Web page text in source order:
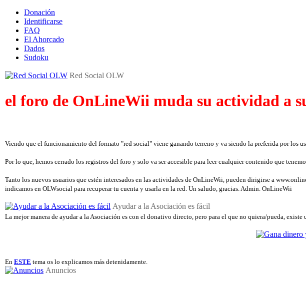
Donación
Identificarse
FAQ
El Ahorcado
Dados
Sudoku
Red Social OLW
el foro de OnLineWii muda su actividad a
Viendo que el funcionamiento del formato "red social" viene ganando terreno y va siendo la preferida por los
Por lo que, hemos cerrado los registros del foro y solo va ser accesible para leer cualquier contenido que
Tanto los nuevos usuarios que estén interesados en las actividades de OnLineWii, pueden dirigirse a
indicamos en OLWsocial para recuperar tu cuenta y usarla en la red. Un saludo, gracias. Admin. OnLineWii
Ayudar a la Asociación es fácil
La mejor manera de ayudar a la Asociación es con el donativo directo, pero para el que no quiera/pueda,
En ESTE tema os lo explicamos más detenidamente.
Anuncios